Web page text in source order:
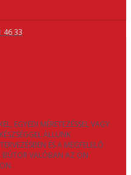
46 33
EGYEDI MÉRETEZÉSSEL VAGY
ÁLLUNK
ÉS A MEGFELELŐ
BÚTOR VALÓBAN AZ ÖN